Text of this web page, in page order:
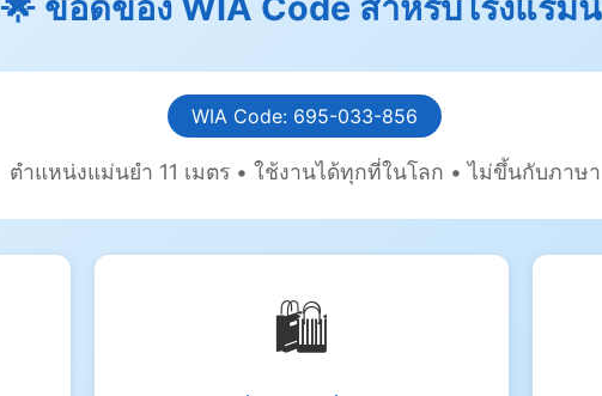
WIA Code: 695-033-856
ตำแหน่งแม่นยำ 11 เมตร • ใช้งานได้ทุกที่ในโลก • ไม่ขึ้นกับภาษา
🛍️